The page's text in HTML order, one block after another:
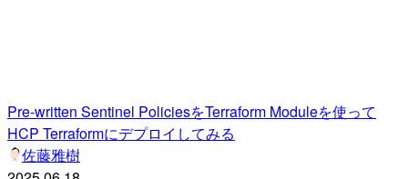
Pre-written Sentinel PoliciesをTerraform Moduleを使って
HCP Terraformにデプロイしてみる
佐藤雅樹